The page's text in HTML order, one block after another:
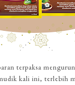
terpaksa
kali ini, terlebih